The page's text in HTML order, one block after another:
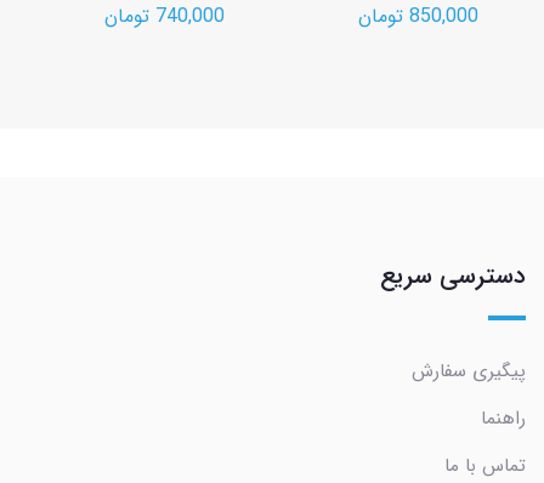
850,000 تومان
740,000 تومان
دسترسی سریع
پیگیری سفارش
راهنما
تماس با ما